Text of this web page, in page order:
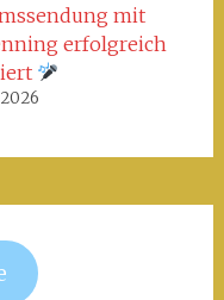
mit
erfolgreich